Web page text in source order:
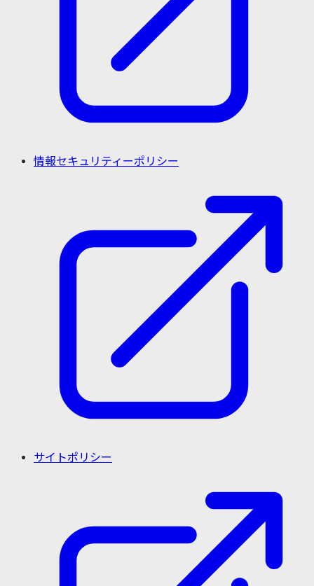
情報セキュリティーポリシー
サイトポリシー